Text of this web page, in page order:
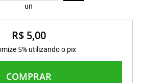
un
R$ 5,00
5% utilizando o pix
COMPRAR